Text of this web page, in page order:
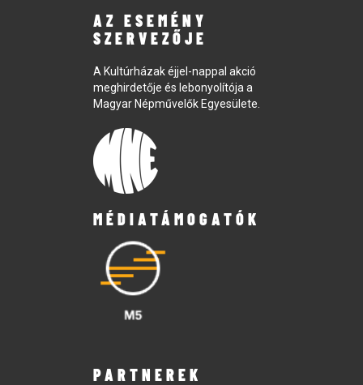
AZ ESEMÉNY
SZERVEZŐJE
A Kultúrházak éjjel-nappal akció
meghirdetője és lebonyolítója a
Magyar Népművelők Egyesülete.
MÉDIATÁMOGATÓK
PARTNEREK